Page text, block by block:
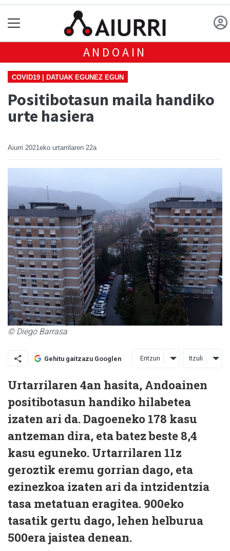
ANDOAIN
COVID19 | DATUAK EGUNEZ EGUN
Positibotasun maila handiko
urte hasiera
Aiurri 2021eko urtarrilaren 22a
© Diego Barrasa
Gehitu gaitzazu Googlen Entzun Itzuli
Urtarrilaren 4an hasita, Andoainen
positibotasun handiko hilabetea
izaten ari da. Dagoeneko 178 kasu
antzeman dira, eta batez beste 8,4
kasu eguneko. Urtarrilaren 11z
geroztik eremu gorrian dago, eta
ezinezkoa izaten ari da intzidentzia
tasa metatuan eragitea. 900eko
tasatik gertu dago, lehen helburua
500era jaistea denean.